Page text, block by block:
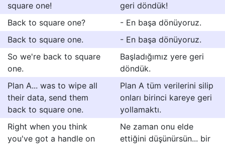
square one!
geri döndük!
Back to square one?
- En başa dönüyoruz.
Back to square one.
- En başa dönüyoruz.
So we're back to square
one.
Başladığımız yere geri
döndük.
Plan A... was to wipe all
their data, send them
back to square one.
Plan A tüm verilerini silip
onları birinci kareye geri
yollamaktı.
Right when you think
you've got a handle on
Ne zaman onu elde
ettiğini düşünürsün... bir